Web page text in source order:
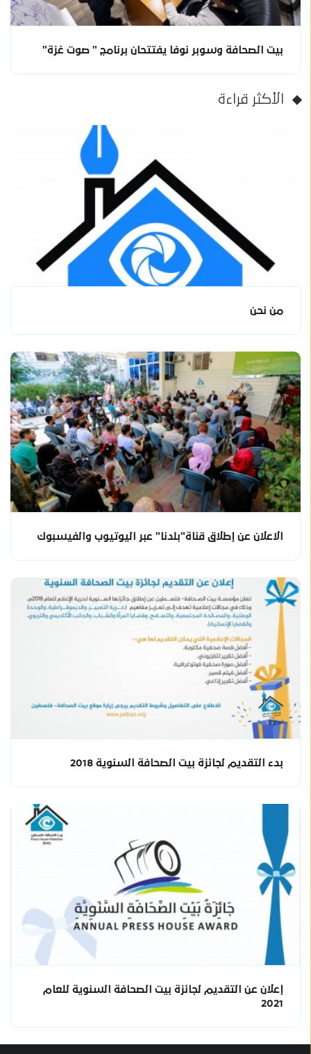
بيت الصحافة وسوبر نوفا يفتتحان برنامج " صوت غزة"
الأكثر قراءة
من نحن
الاعلان عن إطلاق قناة"بلدنا" عبر اليوتيوب والفيسبوك
بدء التقديم لجائزة بيت الصحافة السنوية 2018
إعلان عن التقديم لجائزة بيت الصحافة السنوية للعام
2021